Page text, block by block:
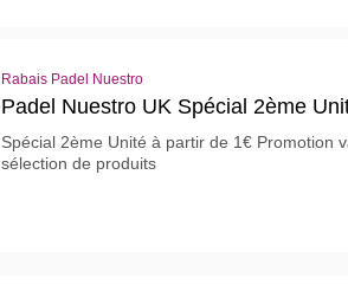
Rabais Padel Nuestro
Padel Nuestro UK Spécial 2ème
Spécial 2ème Unité à partir de 1€ Promotion
sélection de produits